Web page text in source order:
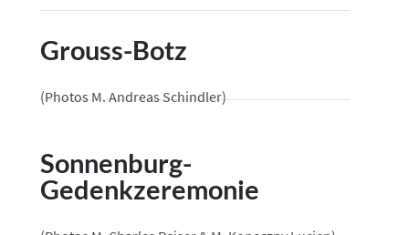
Grouss-Botz
(Photos M. Andreas Schindler)
Sonnenburg-
Gedenkzeremonie